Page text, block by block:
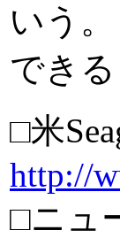
いう
できる
□米
http://
□ニュ